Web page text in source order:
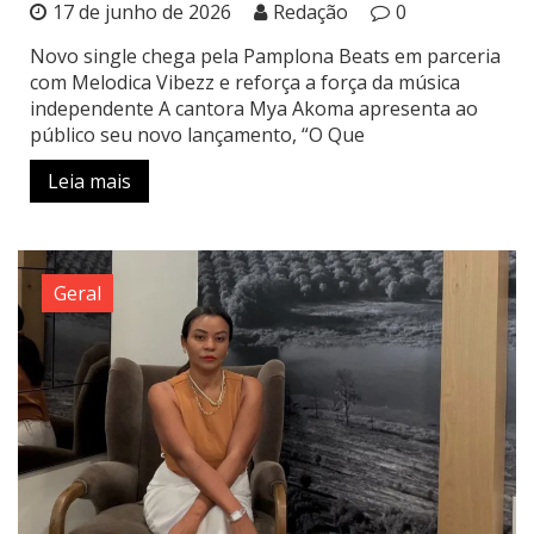
17 de junho de 2026 Redação
0
Novo single chega pela Pamplona Beats em parceria
com Melodica Vibezz e reforça a força da música
independente A cantora Mya Akoma apresenta ao
público seu novo lançamento, “O Que
Leia mais
Geral